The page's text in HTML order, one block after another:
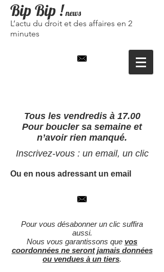
Bip Bip ! news
L’actu du droit et des affaires en 2
minutes
Tous les vendredis à 17.00
Pour boucler sa semaine et
n’avoir rien manqué.
Inscrivez-vous : un email, un clic
Ou en nous adressant un email
Pour vous désabonner un clic suffira
aussi.
Nous vous garantissons que vos
coordonnées ne seront jamais données
ou vendues à un tiers.